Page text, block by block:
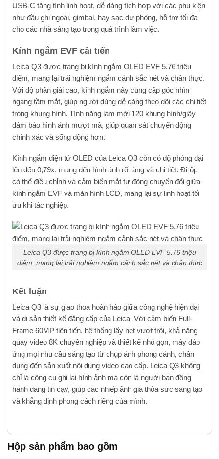
USB-C tăng tính linh hoạt, dễ dàng tích hợp với các phụ kiện
như đầu ghi ngoài, gimbal, hay sạc dự phòng, hỗ trợ tối đa
cho các nhà sáng tạo trong quá trình làm việc.
Kính ngắm EVF cải tiến
Leica Q3 được trang bị kính ngắm OLED EVF 5.76 triệu
điểm, mang lại trải nghiệm ngắm cảnh sắc nét và chân thực.
Với độ phân giải cao, kính ngắm này cung cấp góc nhìn
ngang tầm mắt, giúp người dùng dễ dàng theo dõi các chi tiết
trong khung hình. Tính năng làm mới 120 khung hình/giây
đảm bảo hình ảnh mượt mà, giúp quan sát chuyển động
chính xác và sống động hơn.
Kính ngắm điện tử OLED của Leica Q3 còn có độ phóng đại
lên đến 0,79x, mang đến hình ảnh rõ ràng và chi tiết. Đi-ốp
có thể điều chỉnh và cảm biến mắt tự động chuyển đổi giữa
kính ngắm EVF và màn hình LCD, mang lại sự linh hoạt tối
ưu khi tác nghiệp.
Leica Q3 được trang bị kính ngắm OLED EVF 5.76 triệu
điểm, mang lại trải nghiệm ngắm cảnh sắc nét và chân thực
Kết luận
Leica Q3 là sự giao thoa hoàn hảo giữa công nghệ hiện đại
và di sản thiết kế đẳng cấp của Leica. Với cảm biến Full-
Frame 60MP tiên tiến, hệ thống lấy nét vượt trội, khả năng
quay video 8K chuyên nghiệp và thiết kế nhỏ gọn, máy đáp
ứng mọi nhu cầu sáng tạo từ chụp ảnh phong cảnh, chân
dung đến sản xuất nội dung video cao cấp. Leica Q3 không
chỉ là công cụ ghi lại hình ảnh mà còn là người bạn đồng
hành đáng tin cậy, giúp các nhiếp ảnh gia thỏa sức sáng tạo
và khẳng định phong cách riêng của mình.
Hộp sản phẩm bao gồm